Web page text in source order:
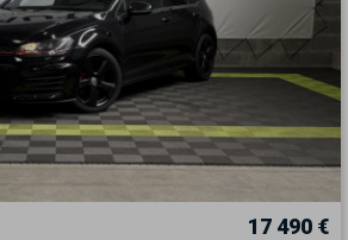
17 490 €